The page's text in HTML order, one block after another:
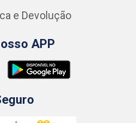
e Devolução
APP